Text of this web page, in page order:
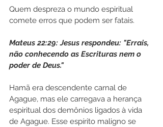
Quem despreza o mundo espiritual
comete erros que podem ser fatais.
Mateus 22:29: Jesus respondeu: "Errais,
não conhecendo as Escrituras nem o
poder de Deus."
Hamã era descendente carnal de
Agague, mas ele carregava a herança
espiritual dos demônios ligados à vida
de Agague. Esse espírito maligno se